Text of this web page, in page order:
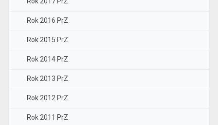
Rok 2016 PrZ
Rok 2015 PrZ
Rok 2014 PrZ
Rok 2013 PrZ
Rok 2012 PrZ
Rok 2011 PrZ